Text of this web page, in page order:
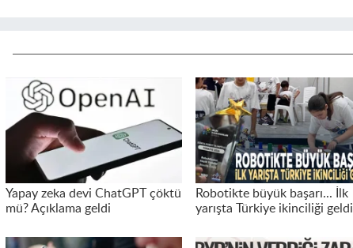
Yapay zeka devi ChatGPT çöktü
mü? Açıklama geldi
Robotikte büyük başarı... İlk
yarışta Türkiye ikinciliği geldi